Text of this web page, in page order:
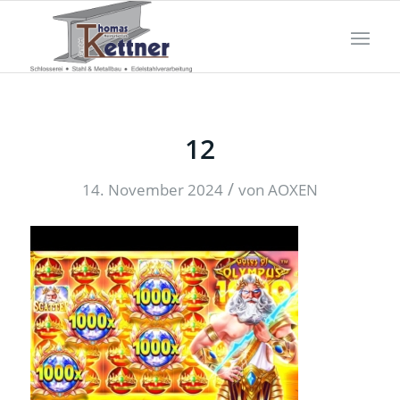
12
14. November 2024 / von AOXEN